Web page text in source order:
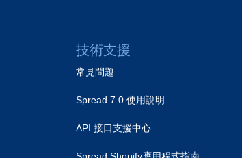
技術支援
常見問題
Spread 7.0 使用說明
API 接口支援中心